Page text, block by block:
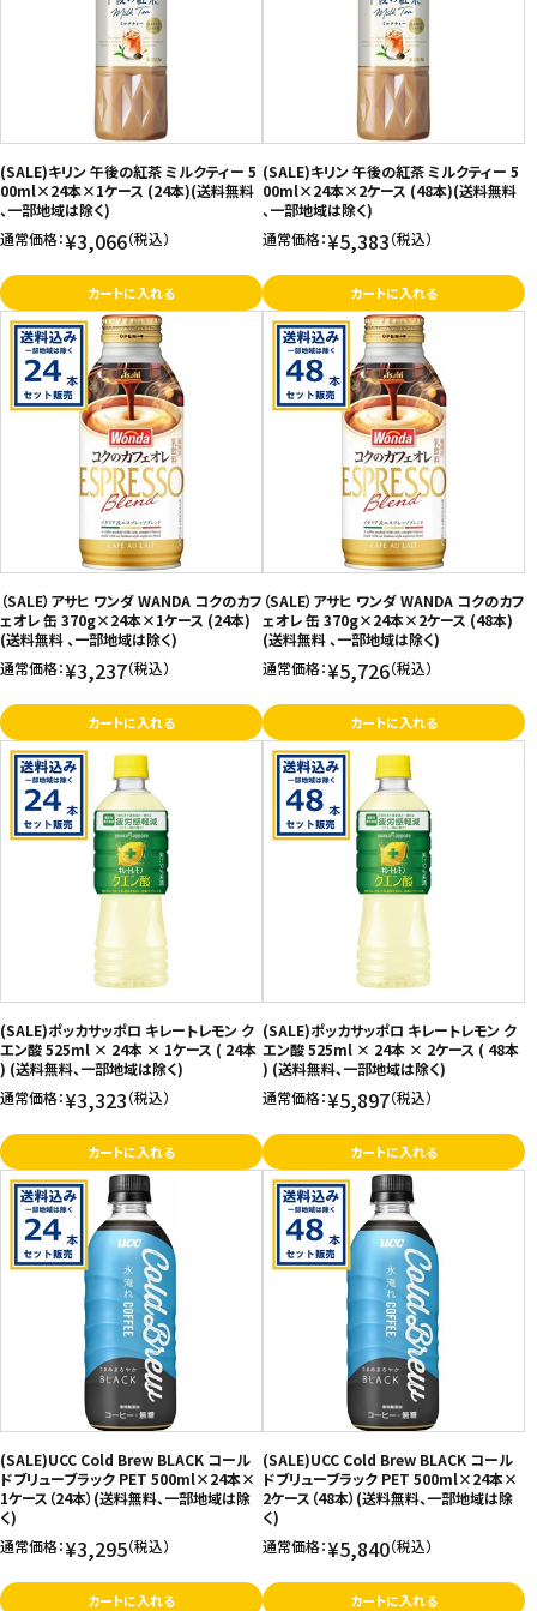
(SALE)キリン 午後の紅茶 ミルクティー 5
00ml×24本×1ケース (24本)(送料無料
、一部地域は除く)
通常価格：¥3,066（税込）
カートに入れる
(SALE)キリン 午後の紅茶 ミルクティー 5
00ml×24本×2ケース (48本)(送料無料
、一部地域は除く)
通常価格：¥5,383（税込）
カートに入れる
（SALE）アサヒ ワンダ WANDA コクのカフ
ェオレ 缶 370g×24本×1ケース (24本)
(送料無料 、一部地域は除く)
通常価格：¥3,237（税込）
カートに入れる
（SALE）アサヒ ワンダ WANDA コクのカフ
ェオレ 缶 370g×24本×2ケース (48本)
(送料無料 、一部地域は除く)
通常価格：¥5,726（税込）
カートに入れる
(SALE)ポッカサッポロ キレートレモン ク
エン酸 525ml × 24本 × 1ケース ( 24本
) (送料無料、一部地域は除く)
通常価格：¥3,323（税込）
カートに入れる
(SALE)ポッカサッポロ キレートレモン ク
エン酸 525ml × 24本 × 2ケース ( 48本
) (送料無料、一部地域は除く)
通常価格：¥5,897（税込）
カートに入れる
(SALE)UCC Cold Brew BLACK コール
ドブリューブラック PET 500ml×24本×
1ケース（24本）(送料無料、一部地域は除
く)
通常価格：¥3,295（税込）
カートに入れる
(SALE)UCC Cold Brew BLACK コール
ドブリューブラック PET 500ml×24本×
2ケース（48本）(送料無料、一部地域は除
く)
通常価格：¥5,840（税込）
カートに入れる